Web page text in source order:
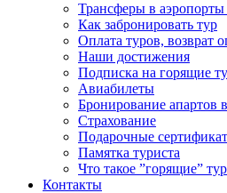
Трансферы в
Как забронировать тур
Оплата туров, возврат
Наши достижения
Подписка на горящие
Авиабилеты
Бронирование апартов
Страхование
Подарочные
Памятка туриста
Что такое ”горящие”
Контакты